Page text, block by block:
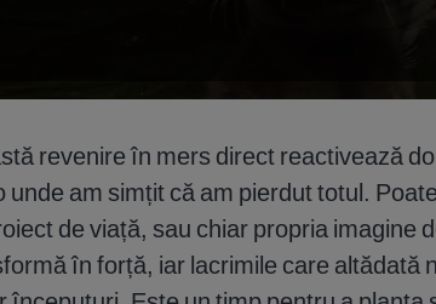
revenire în mers direct reactivează
unde am simțit că am pierdut totul.
de viață, sau chiar propria imagine
în forță, iar lacrimile care altădată